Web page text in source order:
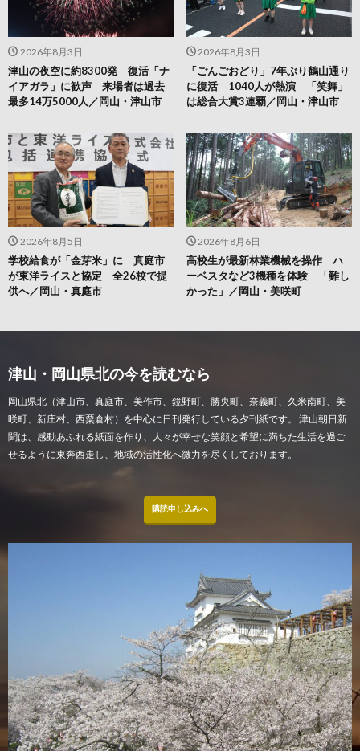
2026年8月6日
高校生が最新林業機械を操作 ハ
ーベスタなど3機種を体験 「難し
かった」／岡山・美咲町
2026年8月5日
学校給食が「金芽米」に 真庭市
が東洋ライスと協定 全26校で提
供へ／岡山・真庭市
2026年8月3日
「ごんごおどり」7年ぶり鶴山通り
に復活 1040人が熱演 「笑舞」
は総合大賞3連覇／岡山・津山市
2026年8月3日
津山の夜空に約8300発 復活「ナ
イアガラ」に歓声 来場者は過去
最多14万5000人／岡山・津山市
津山・岡山県北の今を読むなら
岡山県北（津山市、真庭市、美作市、鏡野町、勝央町、奈義町、久米南町、美
咲町、新庄村、西粟倉村）を中心に日刊発行している夕刊紙です。 津山朝日新
聞は、感動あふれる紙面を作り、人々が幸せな笑顔と希望に満ちた生活を過ご
せるように東奔西走し、地域の活性化へ微力を尽くしております。
購読申し込みへ